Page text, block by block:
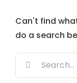
Can't find
do a search